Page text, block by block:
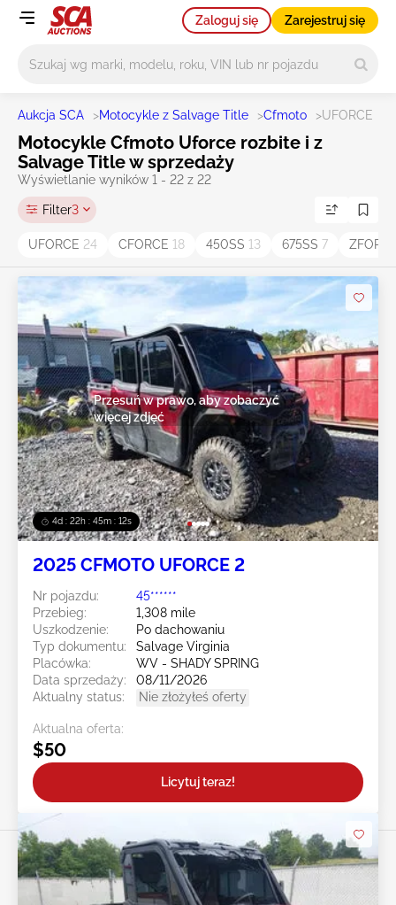
Zaloguj się Zarejestruj się
Aukcja SCA >Motocykle z Salvage Title >Cfmoto >UFORCE
Motocykle Cfmoto Uforce rozbite i z
Salvage Title w sprzedaży
Wyświetlanie wyników 1 - 22 z 22
Filter3
UFORCE 24 CFORCE 18 450SS 13 675SS 7
4d : 22h : 45m : 09s
Przesuń w prawo, aby zobaczyć
więcej zdjęć
2025 CFMOTO UFORCE 2
Nr pojazdu:
45******
Przebieg:
1,308 mile
Uszkodzenie:
Po dachowaniu
Typ dokumentu:
Salvage Virginia
Placówka:
WV - SHADY SPRING
Data sprzedaży:
08/11/2026
Aktualny status:
Nie złożyłeś oferty
Aktualna oferta:
$50
Licytuj teraz!